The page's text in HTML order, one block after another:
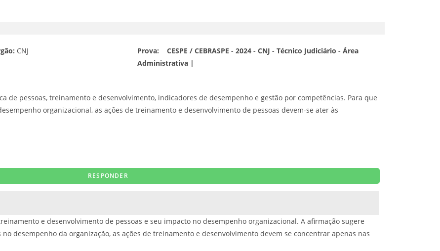
CNJ Prova:
CESPE / CEBRASPE - 2024 - CNJ - Técnico Judiciário - Área
Administrativa |
de pessoas, treinamento e desenvolvimento, indicadores de desempenho e gestão por competências. Para que
organizacional, as ações de treinamento e desenvolvimento de pessoas devem-se ater às
e desenvolvimento de pessoas e seu impacto no desempenho organizacional. A afirmação sugere
desempenho da organização, as ações de treinamento e desenvolvimento devem se concentrar apenas nas